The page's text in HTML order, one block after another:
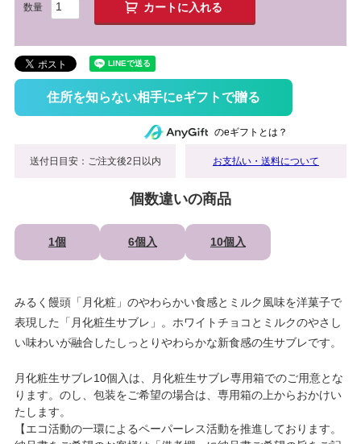
カートに入れる
住所を知らない相手にeギフトで贈る
のeギフトとは？
送付日目安：ご注文後2日以内 お支払い・送料について
個数違いの商品
1個 6個入 10個入
みるく饅頭「月化粧」のやわらかい食感とミルク風味を洋菓子で
表現した「月化粧生サブレ」。ホワイトチョコとミルクのやさし
い味わいが融合したしっとりやわらかな新食感の生サブレです。
月化粧生サブレ10個入は、月化粧生サブレ専用箱でのご用意とな
ります。のし、包装をご希望の場合は、専用箱の上からおかけい
たします。
【エコ活動の一環によるペーパーレス活動を推進しております。